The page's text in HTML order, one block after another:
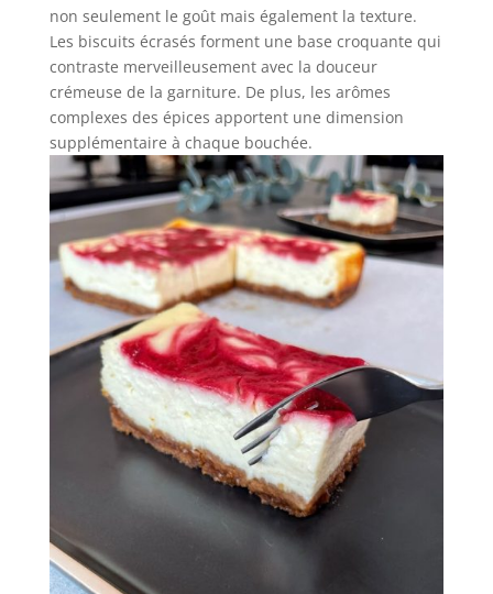
non seulement le goût mais également la texture.
Les biscuits écrasés forment une base croquante qui
contraste merveilleusement avec la douceur
crémeuse de la garniture. De plus, les arômes
complexes des épices apportent une dimension
supplémentaire à chaque bouchée.